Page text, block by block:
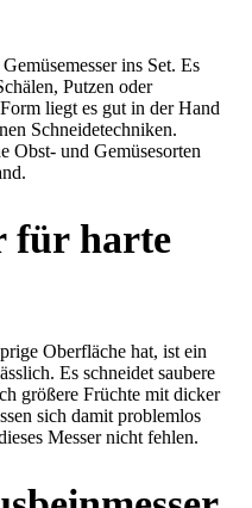
ins Set. Es
Putzen oder
liegt es gut in der Hand
Schneidetechniken.
Obst- und Gemüsesorten
für harte
Oberfläche hat, ist ein
Es schneidet saubere
größere Früchte mit dicker
sich damit problemlos
Messer nicht fehlen.